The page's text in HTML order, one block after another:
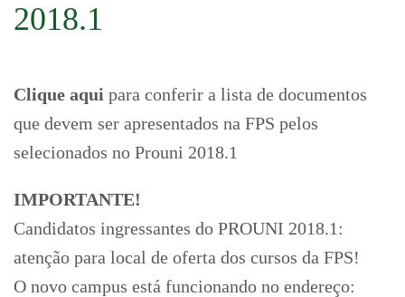
2018.1
Clique aqui para conferir a lista de documentos
que devem ser apresentados na FPS pelos
selecionados no Prouni 2018.1
IMPORTANTE!
Candidatos ingressantes do PROUNI 2018.1:
atenção para local de oferta dos cursos da FPS!
O novo campus está funcionando no endereço: